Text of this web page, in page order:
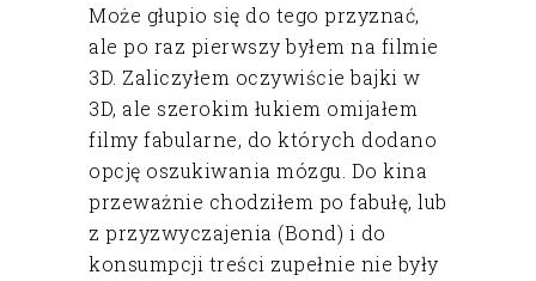
Może głupio się do tego przyznać,
ale po raz pierwszy byłem na filmie
3D. Zaliczyłem oczywiście bajki w
3D, ale szerokim łukiem omijałem
filmy fabularne, do których dodano
opcję oszukiwania mózgu. Do kina
przeważnie chodziłem po fabułę, lub
z przyzwyczajenia (Bond) i do
konsumpcji treści zupełnie nie były